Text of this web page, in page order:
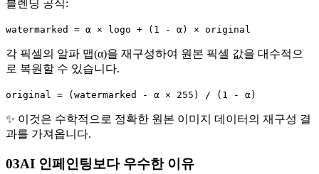
블렌딩 공식:
watermarked = α × logo + (1 - α) × original
각 픽셀의 알파 맵(α)을 재구성하여 원본 픽셀 값을 대수적으
로 복원할 수 있습니다.
original = (watermarked - α × 255) / (1 - α)
✨ 이것은 수학적으로 정확한 원본 이미지 데이터의 재구성 결
과를 가져옵니다.
03AI 인페인팅보다 우수한 이유